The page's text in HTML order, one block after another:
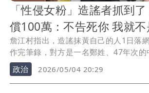
「性侵女粉」造謠者抓到
償100萬：不告死你 我就
詹江村指出，造謠抹黃自己的人1日落網
政治
2026/05/04 20:29